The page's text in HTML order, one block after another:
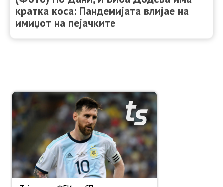
кратка коса: Пандемијата влијае на
имиџот на пејачките